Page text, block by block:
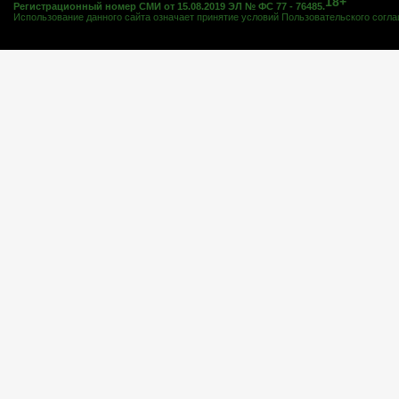
Регистрационный номер СМИ от 15.08.2019 ЭЛ № ФС 77 - 76485.
Использование данного сайта означает принятие условий Пользовательского